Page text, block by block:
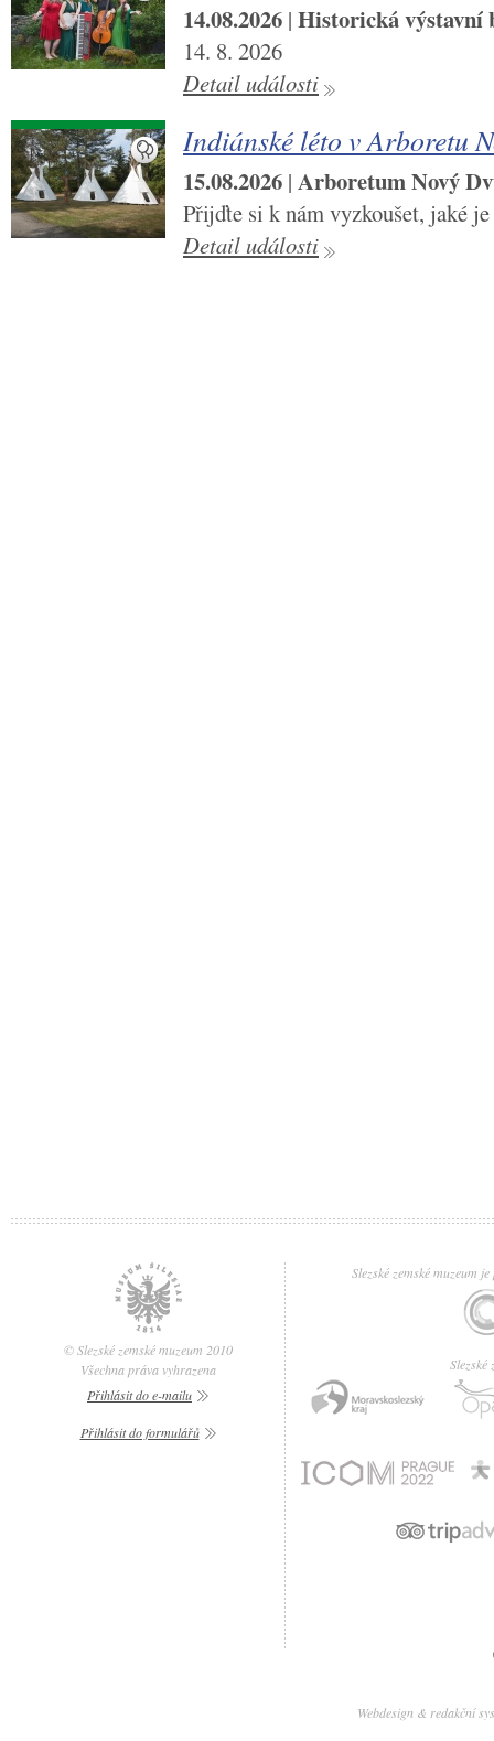
14.08.2026 | Historická výstavní
14. 8. 2026
Detail události
Indiánské léto v Arboretu
15.08.2026 | Arboretum Nový
Přijďte si k nám vyzkoušet, jaké
Detail události
Slezské zemské muzeum
Slezské
© Slezské zemské muzeum 2010
Všechna práva vyhrazena
Přihlásit do e-mailu
Přihlásit do formulářů
Webdesign & redakční